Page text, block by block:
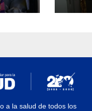
a la salud de todos los